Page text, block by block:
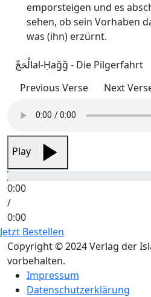
emporsteigen und es
sehen, ob sein Vorhaben
was (ihn) erzürnt.
الْحَجِّal-Ḥaǧǧ - Die Pilgerfahrt
Previous Verse
Next
Play
0:00
/
0:00
Jetzt Bestellen
Copyright © 2024 Verlag der
vorbehalten.
Impressum
Datenschutzerklärung